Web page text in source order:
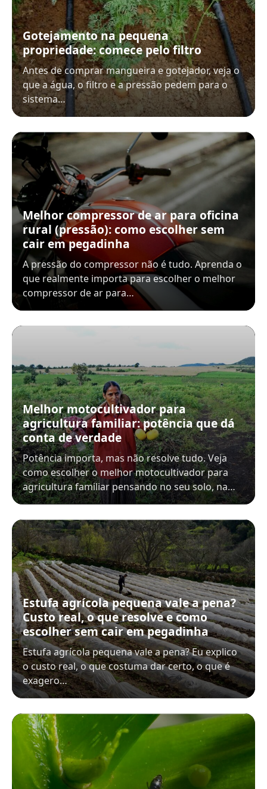
Gotejamento na pequena
propriedade: comece pelo filtro
Antes de comprar mangueira e gotejador, veja o
que a água, o filtro e a pressão pedem para o
sistema…
Melhor compressor de ar para oficina
rural (pressão): como escolher sem
cair em pegadinha
A pressão do compressor não é tudo. Aprenda o
que realmente importa para escolher o melhor
compressor de ar para…
Melhor motocultivador para
agricultura familiar: potência que dá
conta de verdade
Potência importa, mas não resolve tudo. Veja
como escolher o melhor motocultivador para
agricultura familiar pensando no seu solo, na…
Estufa agrícola pequena vale a pena?
Custo real, o que resolve e como
escolher sem cair em pegadinha
Estufa agrícola pequena vale a pena? Eu explico
o custo real, o que costuma dar certo, o que é
exagero…